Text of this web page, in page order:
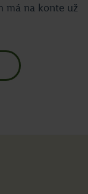
má na konte už